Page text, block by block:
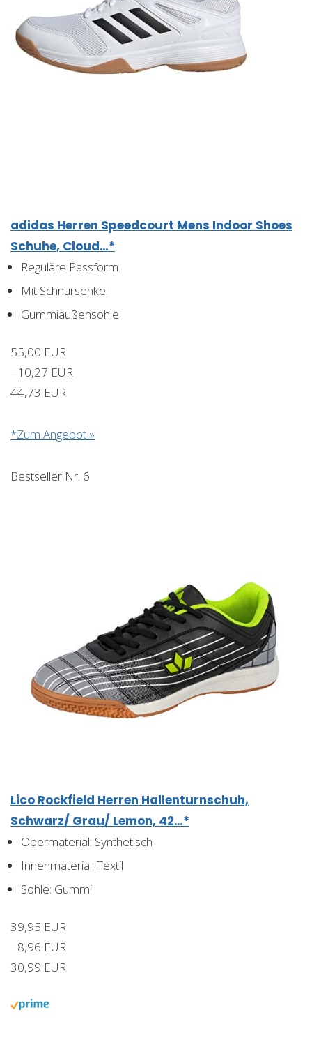
adidas Herren Speedcourt Mens Indoor Shoes
Schuhe, Cloud…*
Reguläre Passform
Mit Schnürsenkel
Gummiaußensohle
55,00 EUR
−10,27 EUR
44,73 EUR
*Zum Angebot »
Bestseller Nr. 6
Lico Rockfield Herren Hallenturnschuh,
Schwarz/ Grau/ Lemon, 42…*
Obermaterial: Synthetisch
Innenmaterial: Textil
Sohle: Gummi
39,95 EUR
−8,96 EUR
30,99 EUR